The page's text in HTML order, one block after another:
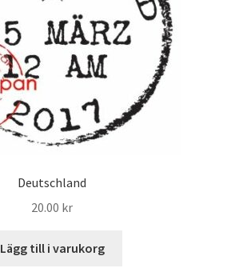
Deutschland
20.00 kr
Lägg till i varukorg